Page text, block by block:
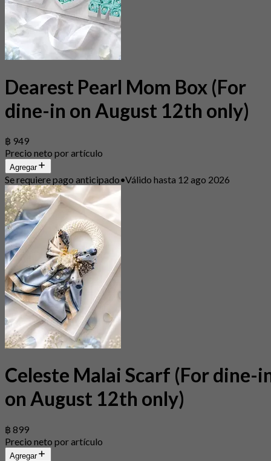
Dearest Pearl Mom Box (For
dine-in on August 12th only)
฿ 949
Precio neto por artículo
Agregar
Se requiere pago anticipado•Válido hasta 12 ago 2026
Celeste Malai Scarf (For dine-
on August 12th only)
฿ 899
Precio neto por artículo
Agregar